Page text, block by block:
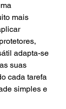
mais
adapta-se
suas
cada tarefa
simples e